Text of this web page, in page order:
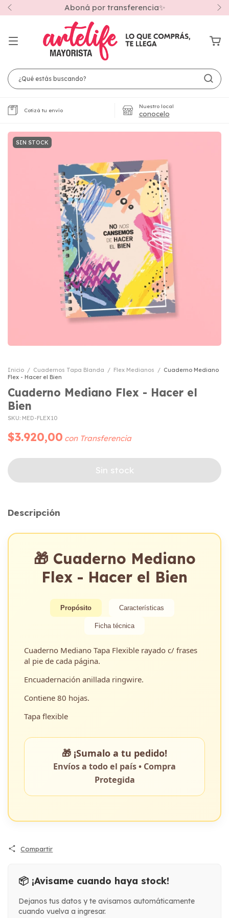
Aboná por transferencia✨
Cotizá tu envío
Nuestro local
conocelo
SIN STOCK
Inicio / Cuadernos Tapa Blanda / Flex Medianos / Cuaderno Mediano
Flex - Hacer el Bien
Cuaderno Mediano Flex - Hacer el
Bien
SKU: MED-FLEX10
$3.920,00
Descripción
🎁 Cuaderno Mediano
Flex - Hacer el Bien
Propósito Características
Ficha técnica
Cuaderno Mediano Tapa Flexible rayado c/ frases
al pie de cada página.
Encuadernación anillada ringwire.
Contiene 80 hojas.
Tapa flexible
🎁 ¡Sumalo a tu pedido!
Envíos a todo el país • Compra
Protegida
Compartir
📦 ¡Avisame cuando haya stock!
Dejanos tus datos y te avisamos automáticamente
cuando vuelva a ingresar.